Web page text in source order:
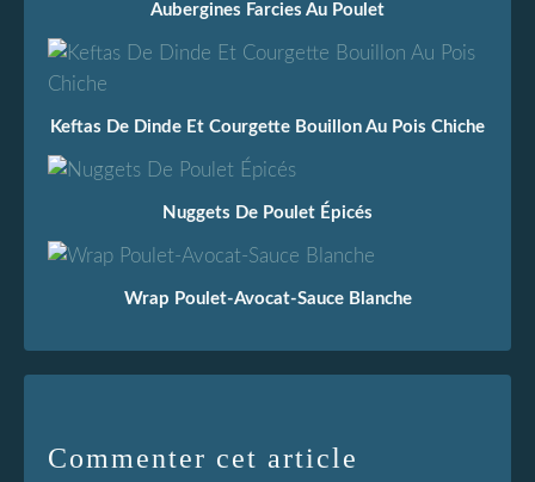
Aubergines Farcies Au Poulet
Keftas De Dinde Et Courgette Bouillon Au Pois Chiche
Nuggets De Poulet Épicés
Wrap Poulet-Avocat-Sauce Blanche
Commenter cet article